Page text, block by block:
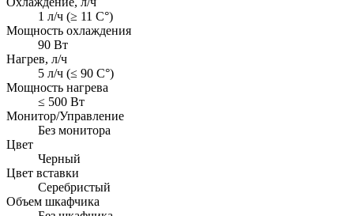
1 л/ч (≥ 11 C°)
Мощность охлаждения
90 Вт
Нагрев, л/ч
5 л/ч (≤ 90 C°)
Мощность нагрева
≤ 500 Вт
Монитор/Управление
Без монитора
Цвет
Черный
Цвет вставки
Серебристый
Объем шкафчика